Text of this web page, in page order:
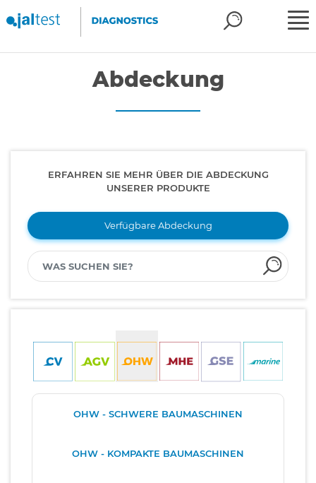
Abdeckung
ERFAHREN SIE MEHR ÜBER DIE ABDECKUNG
UNSERER PRODUKTE
Verfügbare Abdeckung
OHW - SCHWERE BAUMASCHINEN
OHW - KOMPAKTE BAUMASCHINEN